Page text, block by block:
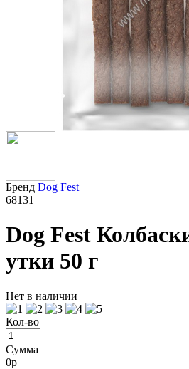
Бренд Dog Fest
68131
Dog Fest
утки 50 г
Нет в наличии
Кол-во
Сумма
0р